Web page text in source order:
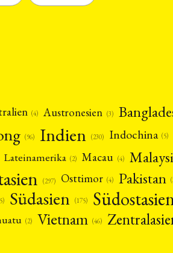
(4) Austronesien (3)
(96) Indien (230) Indochina (5)
Lateinamerika (2) Macau (4)
(297) Osttimor (4) Pakistan
Südasien (175)
(2) Vietnam (46)